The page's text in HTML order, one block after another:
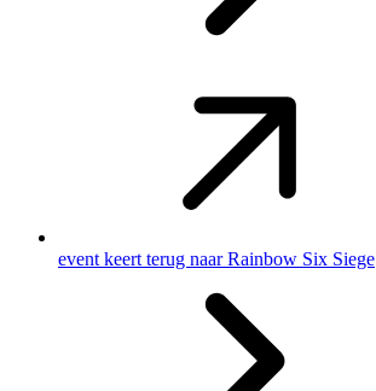
event keert terug naar Rainbow Six Siege